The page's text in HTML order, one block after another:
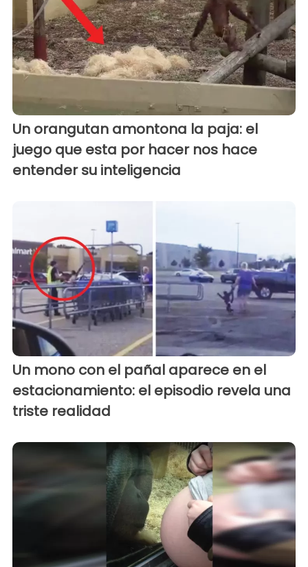
Un orangutan amontona la paja: el
juego que esta por hacer nos hace
entender su inteligencia
Un mono con el pañal aparece en el
estacionamiento: el episodio revela una
triste realidad